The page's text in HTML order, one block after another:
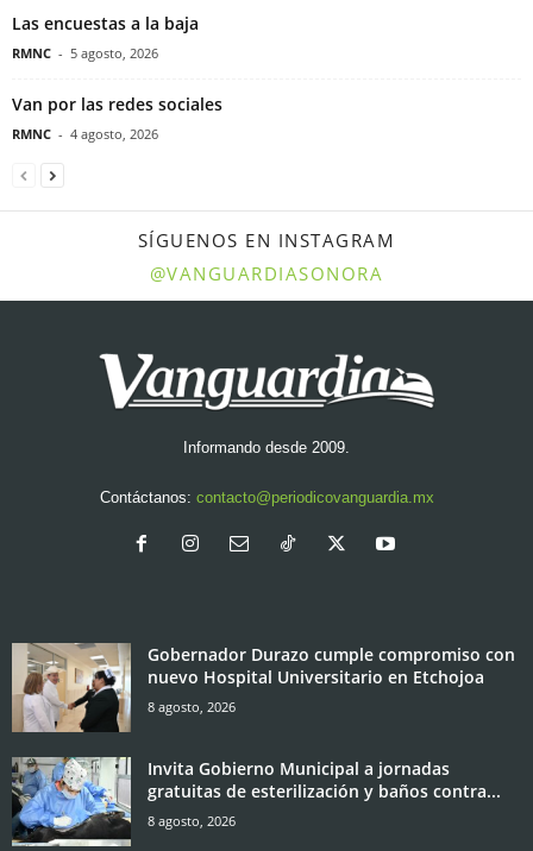
Las encuestas a la baja
RMNC - 5 agosto, 2026
Van por las redes sociales
RMNC - 4 agosto, 2026
SÍGUENOS EN INSTAGRAM
@VANGUARDIASONORA
Informando desde 2009.
Contáctanos: contacto@periodicovanguardia.mx
Gobernador Durazo cumple compromiso con
nuevo Hospital Universitario en Etchojoa
8 agosto, 2026
Invita Gobierno Municipal a jornadas
gratuitas de esterilización y baños contra...
8 agosto, 2026